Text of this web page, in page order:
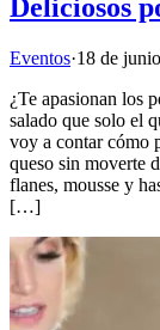
Deliciosos
Eventos·18 de
¿Te apasionan los
salado que solo el
voy a contar cómo
queso sin moverte
flanes, mousse y
[…]